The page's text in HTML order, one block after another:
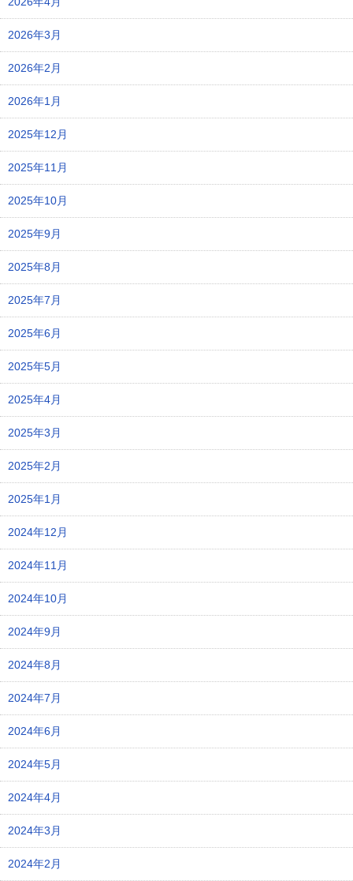
2026年3月
2026年2月
2026年1月
2025年12月
2025年11月
2025年10月
2025年9月
2025年8月
2025年7月
2025年6月
2025年5月
2025年4月
2025年3月
2025年2月
2025年1月
2024年12月
2024年11月
2024年10月
2024年9月
2024年8月
2024年7月
2024年6月
2024年5月
2024年4月
2024年3月
2024年2月